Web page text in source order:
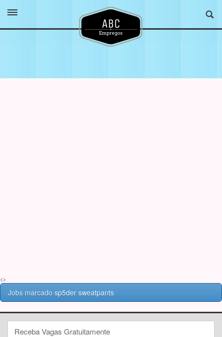
<>
Jobs marcado sp5der sweatpants
Receba Vagas Gratuitamente